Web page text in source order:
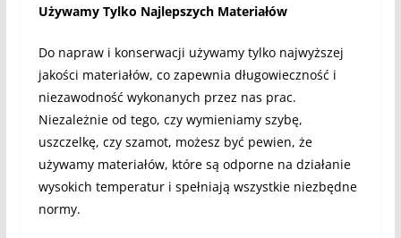
Używamy Tylko Najlepszych Materiałów
Do napraw i konserwacji używamy tylko najwyższej
jakości materiałów, co zapewnia długowieczność i
niezawodność wykonanych przez nas prac.
Niezależnie od tego, czy wymieniamy szybę,
uszczelkę, czy szamot, możesz być pewien, że
używamy materiałów, które są odporne na działanie
wysokich temperatur i spełniają wszystkie niezbędne
normy.